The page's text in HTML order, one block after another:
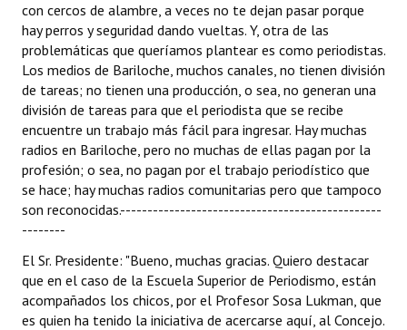
con cercos de alambre, a veces no te dejan pasar porque
hay perros y seguridad dando vueltas. Y, otra de las
problemáticas que queríamos plantear es como periodistas.
Los medios de Bariloche, muchos canales, no tienen división
de tareas; no tienen una producción, o sea, no generan una
división de tareas para que el periodista que se recibe
encuentre un trabajo más fácil para ingresar. Hay muchas
radios en Bariloche, pero no muchas de ellas pagan por la
profesión; o sea, no pagan por el trabajo periodístico que
se hace; hay muchas radios comunitarias pero que tampoco
son reconocidas.------------------------------------------------
--------
El Sr. Presidente: "Bueno, muchas gracias. Quiero destacar
que en el caso de la Escuela Superior de Periodismo, están
acompañados los chicos, por el Profesor Sosa Lukman, que
es quien ha tenido la iniciativa de acercarse aquí, al Concejo.